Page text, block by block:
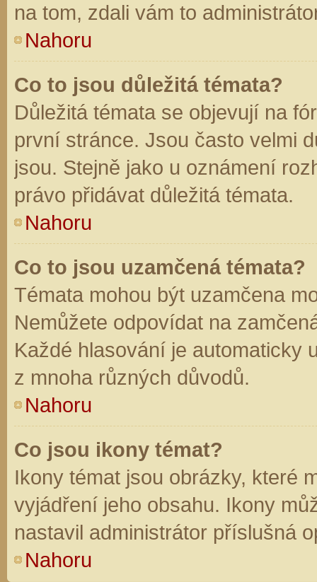
na tom, zdali vám to
Nahoru
Co to jsou důležitá témata?
Důležitá témata se objevují na
první stránce. Jsou často velmi
jsou. Stejně jako u oznámení
právo přidávat důležitá témata.
Nahoru
Co to jsou uzamčená témata?
Témata mohou být uzamčena
Nemůžete odpovídat na
Každé hlasování je automaticky
z mnoha různých důvodů.
Nahoru
Co jsou ikony témat?
Ikony témat jsou obrázky, které
vyjádření jeho obsahu. Ikony
nastavil administrátor příslušná
Nahoru